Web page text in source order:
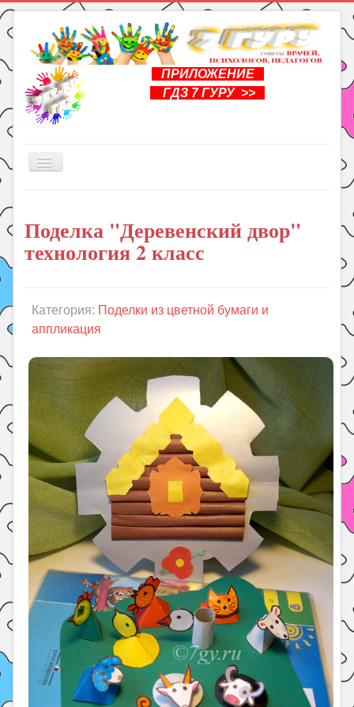
ПРИЛОЖЕНИЕ
ГДЗ 7 ГУРУ >>
Включить/
Книги
Рукоделие
Уроки
ГДЗ
Праздники
Психология
Летом!
Поиск
Поделка "Деревенский двор"
технология 2 класс
Категория: Поделки из цветной бумаги и
аппликация